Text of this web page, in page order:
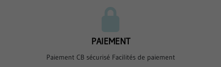
PAIEMENT
Paiement CB sécurisé Facilités de paiement